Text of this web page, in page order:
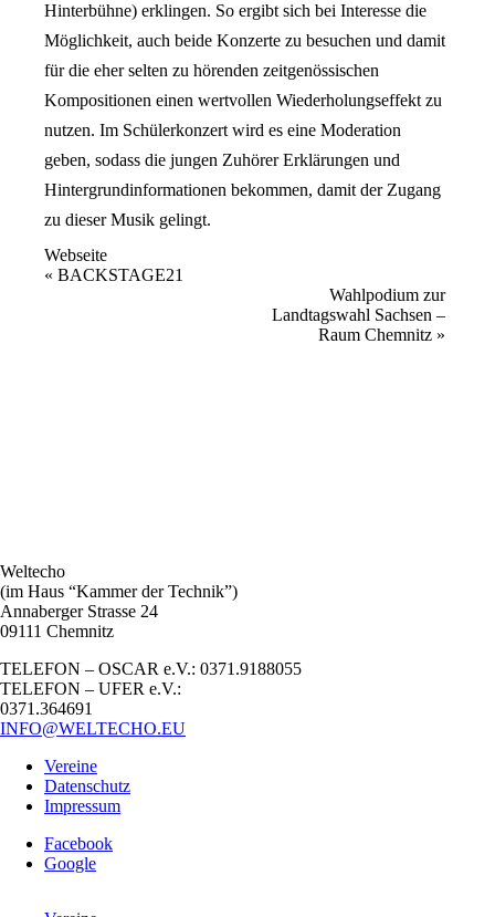
Hinterbühne) erklingen. So ergibt sich bei Interesse die
Möglichkeit, auch beide Konzerte zu besuchen und damit
für die eher selten zu hörenden zeitgenössischen
Kompositionen einen wertvollen Wiederholungseffekt zu
nutzen. Im Schülerkonzert wird es eine Moderation
geben, sodass die jungen Zuhörer Erklärungen und
Hintergrundinformationen bekommen, damit der Zugang
zu dieser Musik gelingt.
Webseite
Veranstaltung
« BACKSTAGE21
Wahlpodium zur
Landtagswahl Sachsen –
Raum Chemnitz »
Weltecho
(im Haus “Kammer der Technik”)
Annaberger Strasse 24
09111 Chemnitz
TELEFON – OSCAR e.V.: 0371.9188055
TELEFON – UFER e.V.:
0371.364691
INFO@WELTECHO.EU
Vereine
Datenschutz
Impressum
Facebook
Google